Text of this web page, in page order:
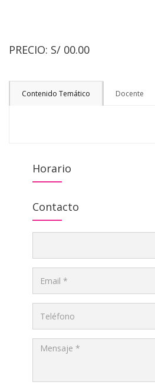
PRECIO: S/ 00.00
Contenido Temático Docente
Horario
Contacto